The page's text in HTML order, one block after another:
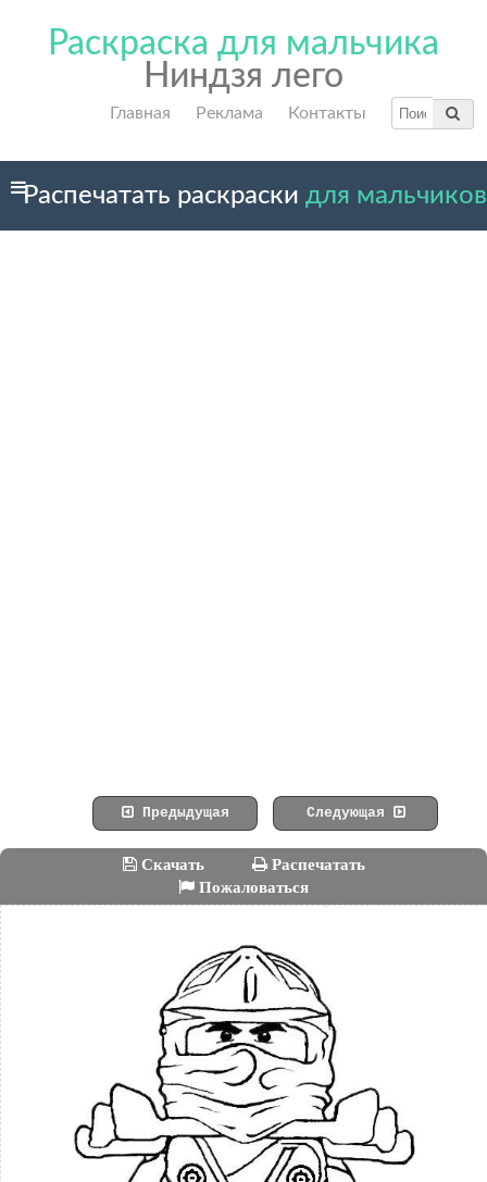
Раскраска для мальчика
Ниндзя лего
Главная Реклама Контакты
Распечатать раскраски для мальчиков
Предыдущая Следующая
Скачать
Распечатать
Пожаловаться